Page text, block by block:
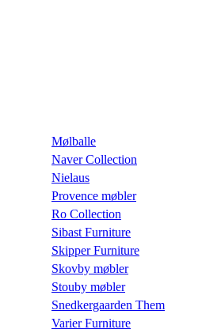
Mølballe
Naver Collection
Nielaus
Provence møbler
Ro Collection
Sibast Furniture
Skipper Furniture
Skovby møbler
Stouby møbler
Snedkergaarden Them
Varier Furniture